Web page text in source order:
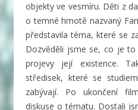
objekty ve vesmíru. Děti z
o temné hmotě nazvaný
představila téma, které se
Dozvěděli jsme se, co je
projevy její existence.
středisek, které se
zabývají. Po ukončení
diskuse o tématu. Dostali